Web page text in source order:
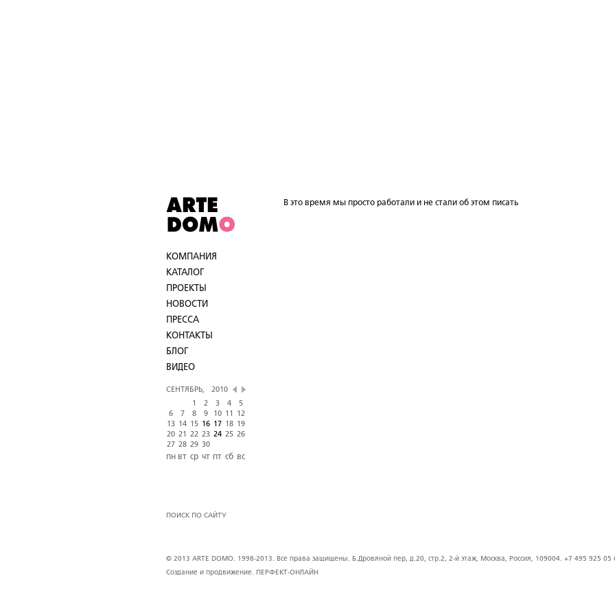
КОМПАНИЯ
КАТАЛОГ
ПРОЕКТЫ
НОВОСТИ
ПРЕССА
КОНТАКТЫ
БЛОГ
ВИДЕО
СЕНТЯБРЬ,
2010
1
2 3 4
5
6
7 8 9 10 11
12
13 14 15 16 17 18
19
20 21 22 23 24 25 26
27 28 29 30
пн вт ср чт пт сб вс
ПОИСК ПО САЙТУ
В это время мы просто работали и не стали об этом писать
© 2013 ARTE DOMO. 1998-2013. Все права защищены. Б.Дровяной пер, д.20, стр.2, 2-й этаж, Москва, Россия, 109004. +7 495 925 05
Создание и продвижение. ПЕРФЕКТ-ОНЛАЙН